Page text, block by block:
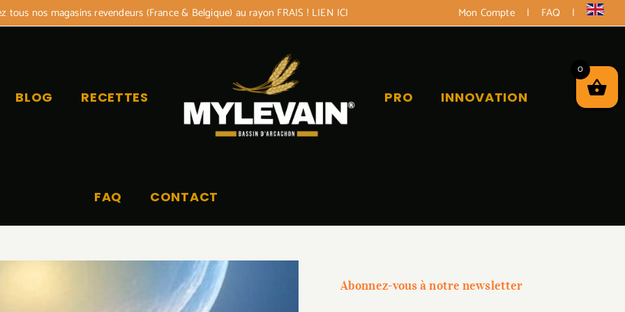
tous nos magasins revendeurs (France & Belgique) au rayon FRAIS ! LIEN ICI Mon Compte| FAQ |
BLOG RECETTES PRO INNOVATION
FAQ CONTACT
Abonnez-vous à notre newsletter
0